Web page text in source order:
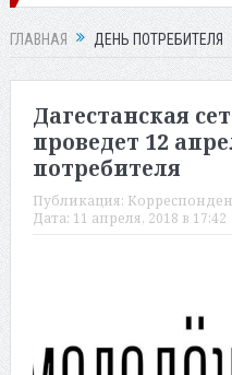
ГЛАВНАЯ ДЕНЬ ПОТРЕБИТЕЛЯ
Дагестанская
проведет 12
потребителя
Публикация:
Дата: 11 апреля, 2018 в 17:42